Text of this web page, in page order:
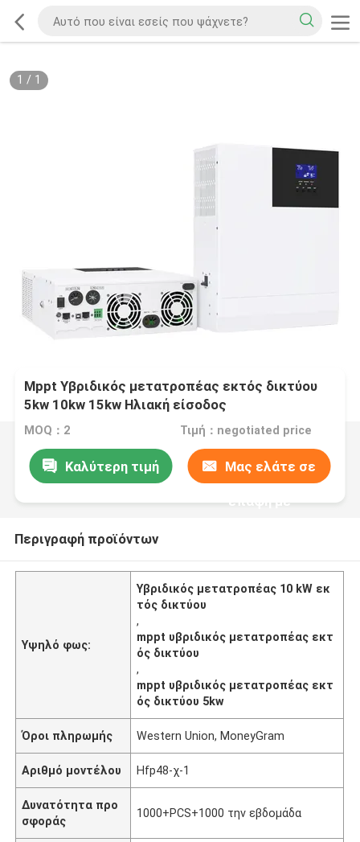
1 / 1
Mppt Υβριδικός μετατροπέας εκτός δικτύου
5kw 10kw 15kw Ηλιακή είσοδος
MOQ：2 Τιμή：negotiated price
Καλύτερη τιμή Μας ελάτε σε
επαφή με
Περιγραφή προϊόντων
Υψηλό φως:
Υβριδικός μετατροπέας 10 kW εκ
τός δικτύου
,
mppt υβριδικός μετατροπέας εκτ
ός δικτύου
,
mppt υβριδικός μετατροπέας εκτ
ός δικτύου 5kw
Όροι πληρωμής Western Union, MoneyGram
Αριθμό μοντέλου Hfp48-χ-1
Δυνατότητα προ
σφοράς
1000+PCS+1000 την εβδομάδα